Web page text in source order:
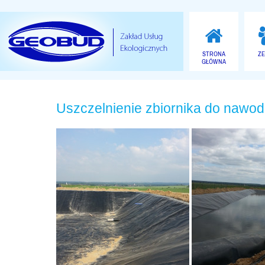
STRONA
GŁÓWNA
Uszczelnienie zbiornika do